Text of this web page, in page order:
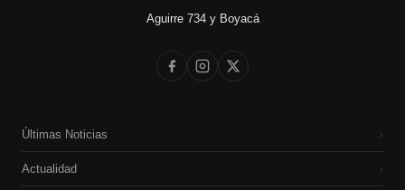
Aguirre 734 y Boyacá
Últimas Noticias ›
Actualidad ›